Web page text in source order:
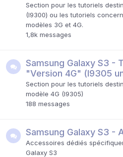
Section pour les tutoriels
(I9300) ou les tutoriels
modèles 3G et 4G.
1,8k messages
Samsung Galaxy S3 -
"Version 4G" (I9305
Section pour les tutoriels
modèle 4G (I9305)
188 messages
Samsung Galaxy S3 -
Accessoires dédiés
Galaxy S3